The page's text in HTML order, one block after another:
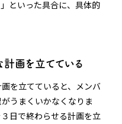
といった具合に、具体的
計画を立てている
を立てていると、メンバ
うまくいかなくなりま
日で終わらせる計画を立